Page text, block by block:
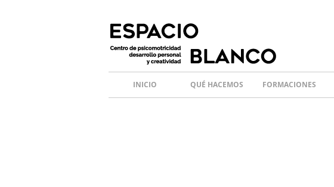
INICIO QUÉ HACEMOS FORMACIONES